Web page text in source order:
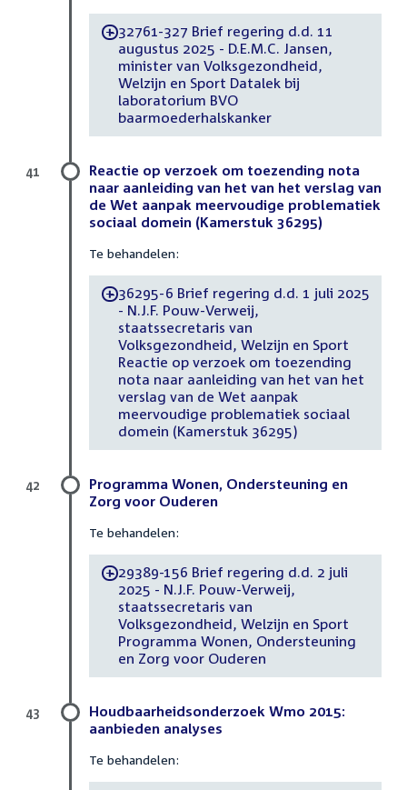
-32761-327 Brief regering d.d. 11
augustus 2025 - D.E.M.C. Jansen,
minister van Volksgezondheid,
Welzijn en Sport Datalek bij
laboratorium BVO
baarmoederhalskanker
Reactie op verzoek om toezending nota
naar aanleiding van het van het verslag van
de Wet aanpak meervoudige problematiek
sociaal domein (Kamerstuk 36295)
Te behandelen:
-36295-6 Brief regering d.d. 1 juli 2025
- N.J.F. Pouw-Verweij,
staatssecretaris van
Volksgezondheid, Welzijn en Sport
Reactie op verzoek om toezending
nota naar aanleiding van het van het
verslag van de Wet aanpak
meervoudige problematiek sociaal
domein (Kamerstuk 36295)
41
Programma Wonen, Ondersteuning en
Zorg voor Ouderen
Te behandelen:
-29389-156 Brief regering d.d. 2 juli
2025 - N.J.F. Pouw-Verweij,
staatssecretaris van
Volksgezondheid, Welzijn en Sport
Programma Wonen, Ondersteuning
en Zorg voor Ouderen
42
Houdbaarheidsonderzoek Wmo 2015:
aanbieden analyses
Te behandelen:
43